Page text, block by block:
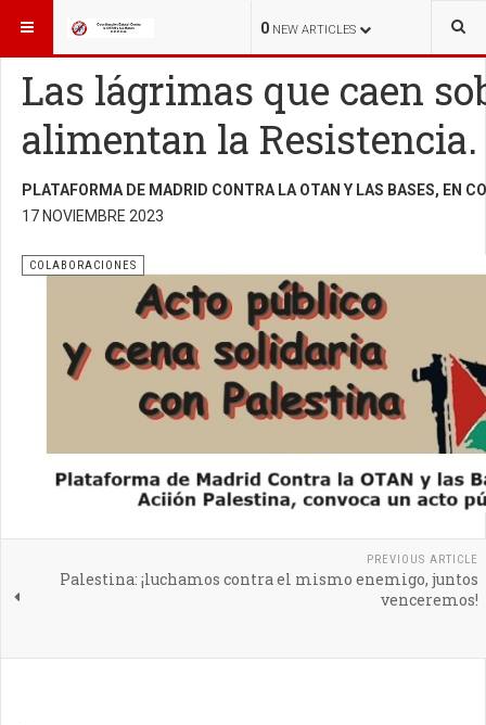
0 NEW ARTICLES
ESTÁ AQUÍ: COLABORACIONES COLABORACIONES
Las lágrimas que caen
alimentan la Resistencia.
PLATAFORMA DE MADRID CONTRA LA OTAN Y LAS BASES, EN
17 NOVIEMBRE 2023
COLABORACIONES
PREVIOUS ARTICLE
Palestina: ¡luchamos contra el mismo enemigo, juntos
venceremos!